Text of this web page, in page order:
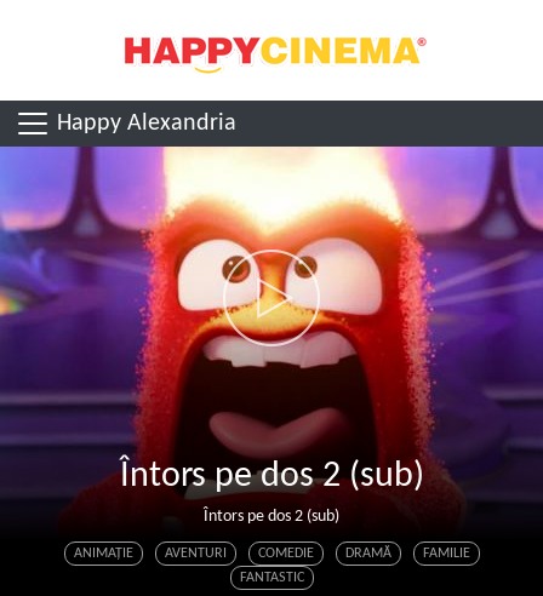
Happy Alexandria
Întors pe dos 2 (sub)
Întors pe dos 2 (sub)
ANIMAŢIE AVENTURI COMEDIE DRAMĂ
FAMILIE
FANTASTIC